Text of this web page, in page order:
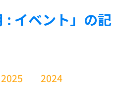
: イベント」の記
2025 2024